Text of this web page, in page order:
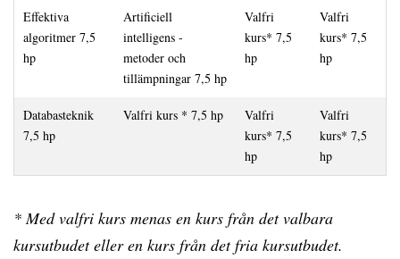
Effektiva
algoritmer 7,5
hp
Artificiell
intelligens -
metoder och
tillämpningar 7,5 hp
Valfri
kurs* 7,5
hp
Valfri
kurs* 7,5
hp
Databasteknik
7,5 hp
Valfri kurs * 7,5 hp
Valfri
kurs* 7,5
hp
Valfri
kurs* 7,5
hp
* Med valfri kurs menas en kurs från det valbara
kursutbudet eller en kurs från det fria kursutbudet.